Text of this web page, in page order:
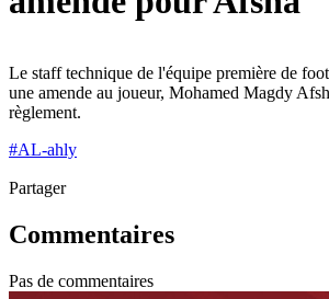
Le staff technique de l'équipe première de
une amende au joueur, Mohamed Magdy
règlement.
#AL-ahly
Partager
Commentaires
Pas de commentaires